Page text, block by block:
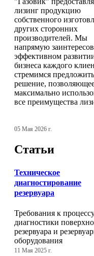
лизинг продукцию
собственного
других сторонних
производителей. Мы
напрямую
эффективном
бизнеса каждого
стремимся предложить
решение,
максимально
все преимущества
05 Мая 2026 г.
Статьи
Техническое
диагностирование
резервуара
Требования к
диагностики
резервуара и
оборудования
11 Мая 2025 г.